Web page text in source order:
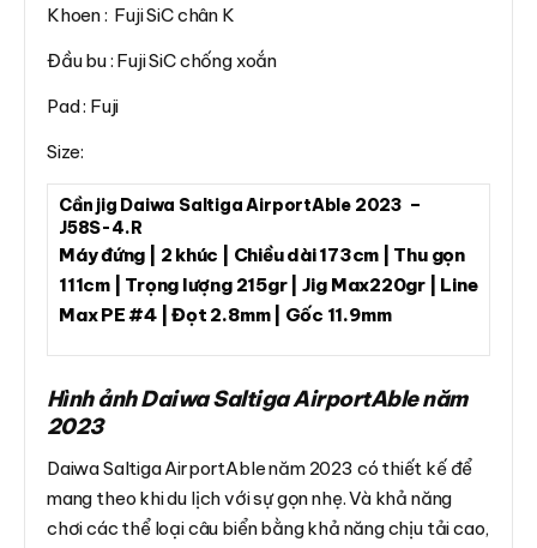
Khoen : Fuji SiC chân K
Đầu bu : Fuji SiC chống xoắn
Pad : Fuji
Size:
Cần jig Daiwa Saltiga AirportAble 2023 –
J58S-4.R
Máy đứng | 2 khúc | Chiều dài 173cm | Thu gọn
111cm | Trọng lượng 215gr | Jig Max220gr | Line
Max PE #4 | Đọt 2.8mm | Gốc 11.9mm
Hình ảnh Daiwa Saltiga AirportAble năm
2023
Daiwa Saltiga AirportAble năm 2023 có thiết kế để
mang theo khi du lịch với sự gọn nhẹ. Và khả năng
chơi các thể loại câu biển bằng khả năng chịu tải cao,